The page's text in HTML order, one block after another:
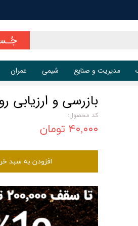
مدیریت و صنایع شیمی عمران
بازرسی و ارزیابی
کد محصول:
۴۰,۰۰۰ تومان
افزودن به سبد